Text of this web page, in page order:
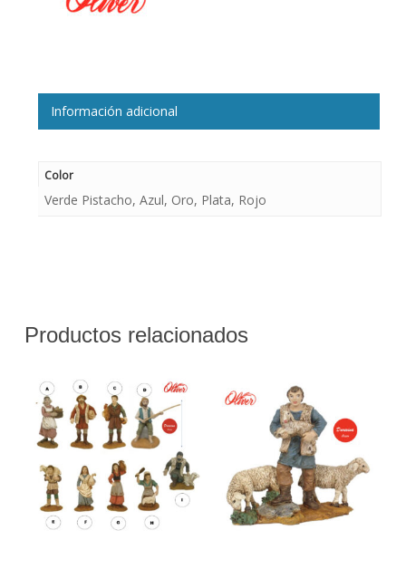
Información adicional
Color
Verde Pistacho, Azul, Oro, Plata, Rojo
Productos relacionados